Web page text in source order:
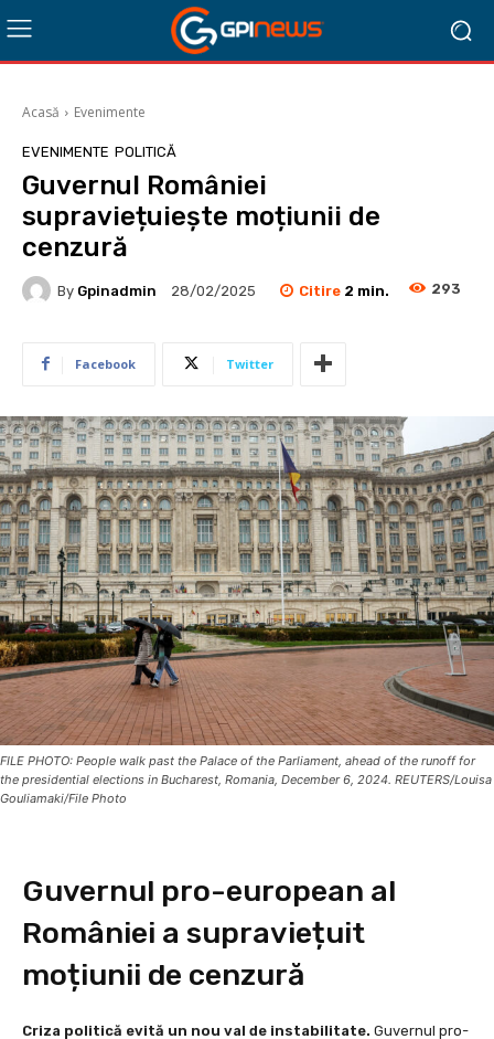
Acasă Evenimente
EVENIMENTE POLITICĂ
Guvernul României
supraviețuiește moțiunii de
cenzură
By Gpinadmin 28/02/2025 Citire 2 min. 293
Facebook Twitter
FILE PHOTO: People walk past the Palace of the Parliament, ahead of the runoff for
the presidential elections in Bucharest, Romania, December 6, 2024. REUTERS/Louisa
Gouliamaki/File Photo
Guvernul pro-european al
României a supraviețuit
moțiunii de cenzură
Criza politică evită un nou val de instabilitate. Guvernul pro-